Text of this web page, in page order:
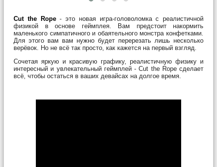
Cut the Rope- это новая игра-головоломка с реалистичной
физикой в основе геймплея. Вам предстоит накормить
маленького симпатичного и обаятельного монстра конфетками.
Для этого вам вам нужно будет перерезать лишь несколько
верёвок. Но не всё так просто, как кажется на первый взгляд.
Сочетая яркую и красивую графику, реалистичную физику и
интересный и увлекательный геймплей - Cut the Rope сделает
всё, чтобы остаться в ваших девайсах на долгое время.